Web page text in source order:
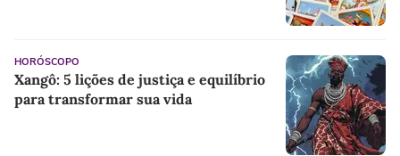
HORÓSCOPO
Xangô: 5 lições de justiça e equilíbrio
para transformar sua vida